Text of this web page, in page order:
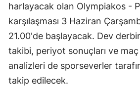
harlayacak olan Olympiakos -
karşılaşması 3 Haziran
21.00'de başlayacak. Dev
takibi, periyot sonuçları ve
analizleri de sporseverler
takip edilecek.